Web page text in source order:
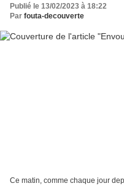
Publié le 13/02/2023 à 18:22
Par fouta-decouverte
Ce matin, comme chaque jour